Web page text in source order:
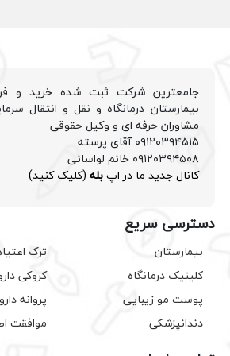
جامعترین شرکت ثبت شده خرید و
بیمارستان درمانگاه و نقل و انتقال
مشاوران حرفه ای و وکیل حقوقی
۰۹۱۲۰۳۹۴۵۱۵ آقای پرسته
۰۹۱۲۰۳۹۴۵۰۸ خانم لواسانی
کانال جدید ما در اپبله (کلیک کنید)
دسترسی سریع
بیمارستان
کلینیک درمانگاه
پوست مو زیبایی
دندانپزشکی
ترک
کروکی
پروانه
موافقت